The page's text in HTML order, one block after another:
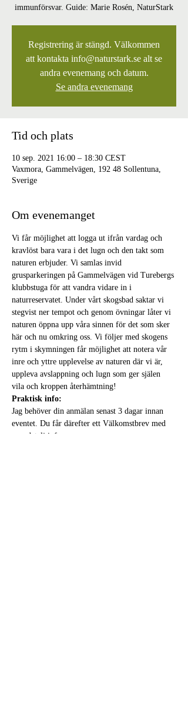
immunförsvar. Guide: Marie Rosén, NaturStark
Registrering är stängd. Välkommen
att kontakta info@naturstark.se alt se
andra evenemang och datum.
Se andra evenemang
Tid och plats
10 sep. 2021 16:00 – 18:30 CEST
Vaxmora, Gammelvägen, 192 48 Sollentuna,
Sverige
Om evenemanget
Vi får möjlighet att logga ut ifrån vardag och
kravlöst bara vara i det lugn och den takt som
naturen erbjuder. Vi samlas invid
grusparkeringen på Gammelvägen vid Turebergs
klubbstuga för att vandra vidare in i
naturreservatet. Under vårt skogsbad saktar vi
stegvist ner tempot och genom övningar låter vi
naturen öppna upp våra sinnen för det som sker
här och nu omkring oss. Vi följer med skogens
rytm i skymningen får möjlighet att notera vår
inre och yttre upplevelse av naturen där vi är,
uppleva avslappning och lugn som ger själen
vila och kroppen återhämtning!
Praktisk info:
Jag behöver din anmälan senast 3 dagar innan
eventet. Du får därefter ett Välkomstbrev med
mer detalj info.